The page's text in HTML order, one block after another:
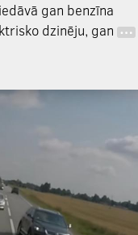
gan benzīna
dzinēju, gan …